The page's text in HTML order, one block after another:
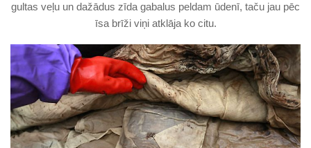
gultas veļu un dažādus zīda gabalus peldam ūdenī, taču jau pēc
īsa brīži viņi atklāja ko citu.